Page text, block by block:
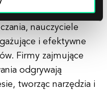
i włączeniu
nauczyciele
i efektywne
Firmy zajmujące
odgrywają
tworząc narzędzia i